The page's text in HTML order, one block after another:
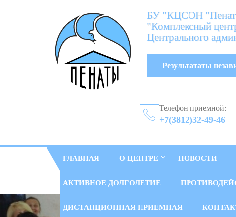
БУ "КЦСОН
"Комплексный
Центрального
Результататы
Телефон приемной:
+7(3812)32-49-46
ГЛАВНАЯ О ЦЕНТРЕ НОВОСТИ
АКТИВНОЕ ДОЛГОЛЕТИЕ
ДИСТАНЦИОННАЯ ПРИЕМНАЯ